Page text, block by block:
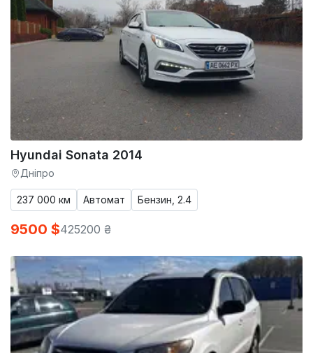
Hyundai Sonata 2014
Дніпро
237 000 км Автомат Бензин, 2.4
9500 $425200 ₴